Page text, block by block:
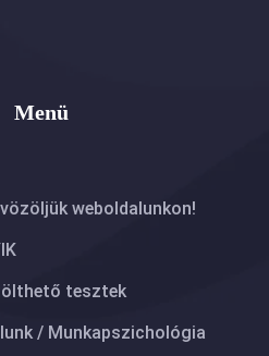
Menü
weboldalunkon!
tesztek
/ Munkapszichológia